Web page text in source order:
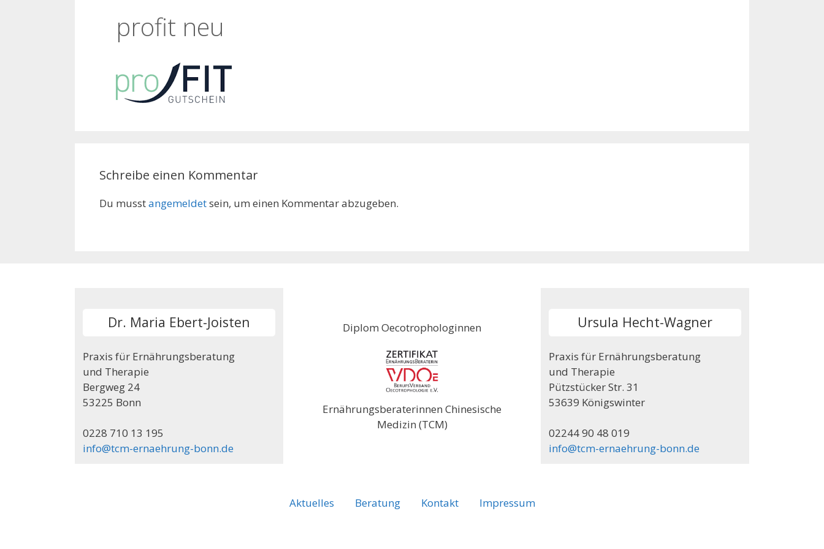
profit neu
Schreibe einen Kommentar
Du musstangemeldetsein, um einen Kommentar abzugeben.
Dr. Maria Ebert-Joisten
Praxis für Ernährungsberatung
und Therapie
Bergweg 24
53225 Bonn
0228 710 13 195
info@tcm-ernaehrung-bonn.de
Diplom Oecotrophologinnen
Ernährungsberaterinnen Chinesische
Medizin (TCM)
Ursula Hecht-Wagner
Praxis für Ernährungsberatung
und Therapie
Pützstücker Str. 31
53639 Königswinter
02244 90 48 019
info@tcm-ernaehrung-bonn.de
Aktuelles Beratung Kontakt Impressum